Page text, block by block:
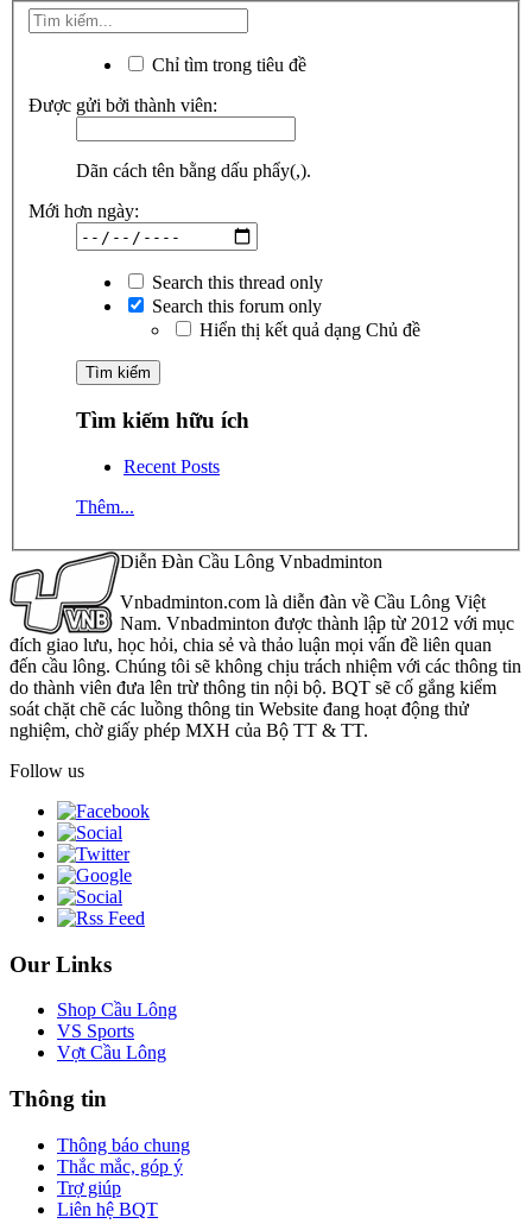
Chỉ tìm trong tiêu đề
Được gửi bởi thành viên:
Dãn cách tên bằng dấu phẩy(,).
Mới hơn ngày:
Search this thread only
Search this forum only
Hiển thị kết quả dạng Chủ đề
Tìm kiếm hữu ích
Recent Posts
Thêm...
Diễn Đàn Cầu Lông Vnbadminton
Vnbadminton.com là diễn đàn về Cầu Lông Việt
Nam. Vnbadminton được thành lập từ 2012 với mục
đích giao lưu, học hỏi, chia sẻ và thảo luận mọi vấn đề liên quan
đến cầu lông. Chúng tôi sẽ không chịu trách nhiệm với các thông tin
do thành viên đưa lên trừ thông tin nội bộ. BQT sẽ cố gắng kiểm
soát chặt chẽ các luồng thông tin Website đang hoạt động thử
nghiệm, chờ giấy phép MXH của Bộ TT & TT.
Follow us
Our Links
Shop Cầu Lông
VS Sports
Vợt Cầu Lông
Thông tin
Thông báo chung
Thắc mắc, góp ý
Trợ giúp
Liên hệ BQT